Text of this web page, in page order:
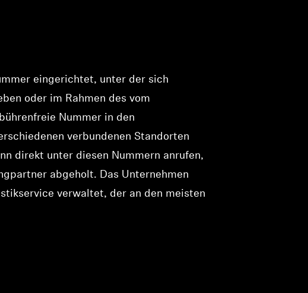
eingerichtet, unter der sich
oder im Rahmen des vom
Nummer in den
verbundenen Standorten
direkt unter diesen Nummern anrufen,
abgeholt. Das Unternehmen
verwaltet, der an den meisten